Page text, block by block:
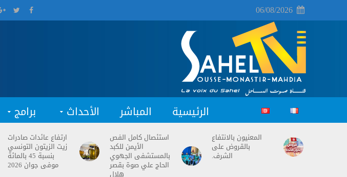
06/08/2026
الرئيسية المباشر الأحداث برامج
المعنيون بالانتفاع
بالقروض على
الشرف.
استئصال كامل الفص
الأيمن للكبد
بالمستشفى الجهوي
الحاج علي صوة بقصر
هلال
ارتفاع عائدات صادرات
زيت الزيتون التونسي
بنسبة 45 بالمائة
موفى جوان 2026